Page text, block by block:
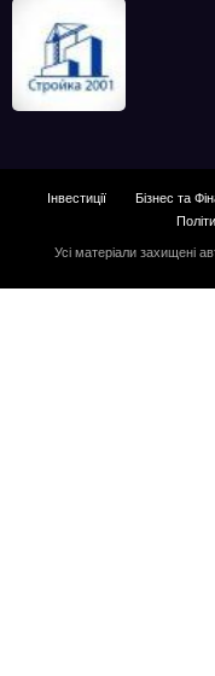
Інвестиції Бізнес та
Усі матеріали захищені